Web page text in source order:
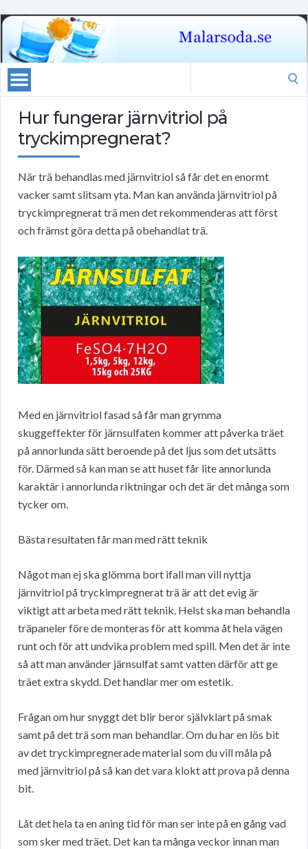
Hur fungerar järnvitriol på
tryckimpregnerat?
När trä behandlas med järnvitriol så får det en enormt
vacker samt slitsam yta. Man kan använda järnvitriol på
tryckimpregnerat trä men det rekommenderas att först
och främst göra detta på obehandlat trä.
Med en järnvitriol fasad så får man grymma
skuggeffekter för järnsulfaten kommer att påverka träet
på annorlunda sätt beroende på det ljus som det utsätts
för. Därmed så kan man se att huset får lite annorlunda
karaktär i annorlunda riktningar och det är det många som
tycker om.
Bästa resultaten får man med rätt teknik
Något man ej ska glömma bort ifall man vill nyttja
järnvitriol på tryckimpregnerat trä är att det evig är
viktigt att arbeta med rätt teknik. Helst ska man behandla
träpaneler före de monteras för att komma åt hela vägen
runt och för att undvika problem med spill. Men det är inte
så att man använder järnsulfat samt vatten därför att ge
träet extra skydd. Det handlar mer om estetik.
Frågan om hur snyggt det blir beror självklart på smak
samt på det trä som man behandlar. Om du har en lös bit
av det tryckimpregnerade material som du vill måla på
med järnvitriol på så kan det vara klokt att prova på denna
bit.
Låt det hela ta en aning tid för man ser inte på en gång vad
som sker med träet. Det kan ta många veckor innan man